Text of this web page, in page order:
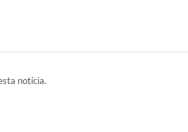
notícia.